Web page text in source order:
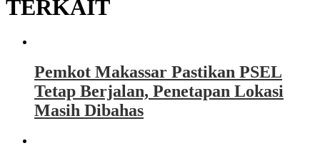
TERKAIT
Pemkot Makassar Pastikan PSEL
Tetap Berjalan, Penetapan Lokasi
Masih Dibahas